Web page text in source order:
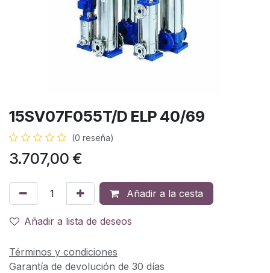
15SV07F055T/D ELP 40/69
(0 reseña)
3.707,00 €
Añadir a la cesta
Añadir a lista de deseos
Términos y condiciones
Garantía de devolución de 30 días